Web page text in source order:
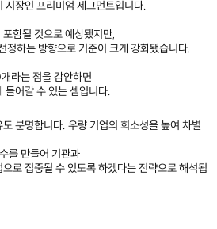
시장인 프리미엄 세그먼트입니다.
함될 것으로 예상됐지만,
하는 방향으로 기준이 크게 강화됐습니다.
라는 점을 감안하면
어갈 수 있는 셈입니다.
분명합니다. 우량 기업의 희소성을 높여 차별
를 만들어 기관과
로 집중될 수 있도록 하겠다는 전략으로 해석됩